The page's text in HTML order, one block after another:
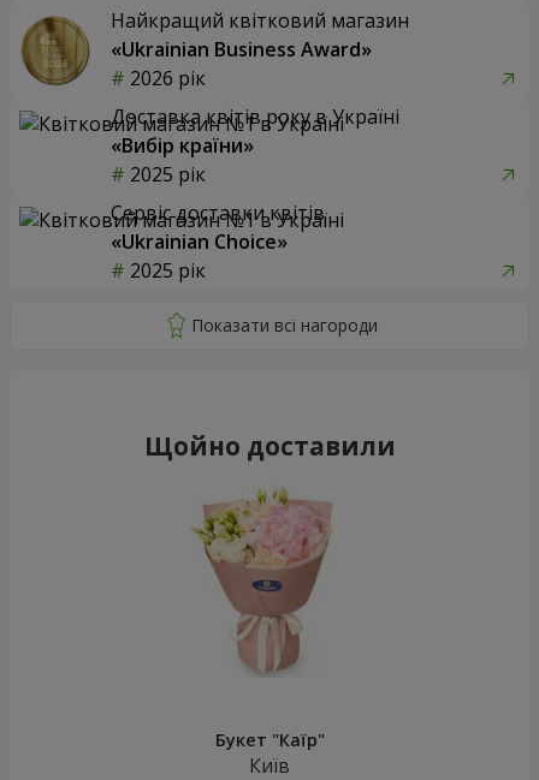
Найкращий квітковий магазин
«Ukrainian Business Award»
2026 рік
Доставка квітів року в Україні
«Вибір країни»
2025 рік
Сервіс доставки квітів
«Ukrainian Choice»
2025 рік
Щойно доставили
Букет "Каїр"
Київ